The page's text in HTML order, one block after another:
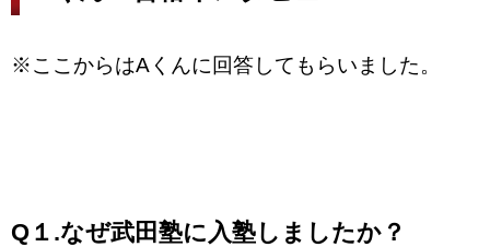
※ここからはAくんに回答してもらいました。
Q１.なぜ武田塾に入塾しましたか？